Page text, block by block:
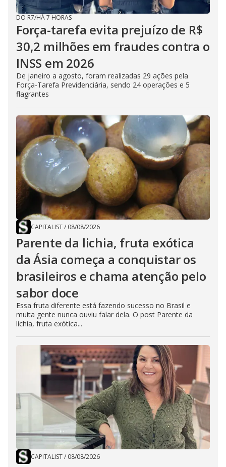
DO R7/HÁ 7 HORAS
Força-tarefa evita prejuízo de R$
30,2 milhões em fraudes contra o
INSS em 2026
De janeiro a agosto, foram realizadas 29 ações pela
Força-Tarefa Previdenciária, sendo 24 operações e 5
flagrantes
CAPITALIST/ 08/08/2026
Parente da lichia, fruta exótica
da Ásia começa a conquistar os
brasileiros e chama atenção pelo
sabor doce
Essa fruta diferente está fazendo sucesso no Brasil e
muita gente nunca ouviu falar dela. O post Parente da
lichia, fruta exótica...
CAPITALIST/ 08/08/2026